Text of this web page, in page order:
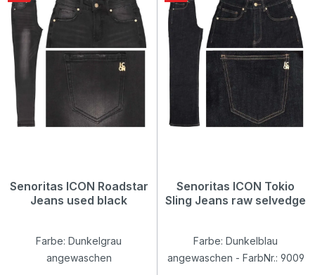
Senoritas ICON Roadstar
Jeans used black
Farbe: Dunkelgrau
angewaschen
Senoritas ICON Tokio
Sling Jeans raw selvedge
Farbe: Dunkelblau
angewaschen - FarbNr.: 9009